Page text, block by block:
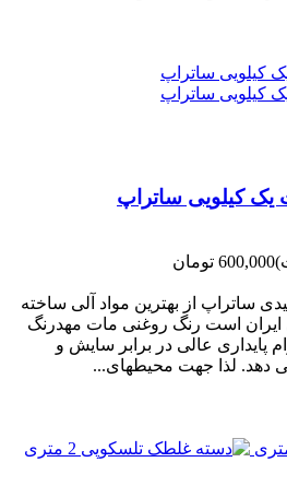
کیلویی ساتراپ
600,000 تومان
ساتراپ از بهترین مواد آلی ساخته
است رنگ روغنی مات مهدرنگ
عالی در ﺑﺮاﺑﺮ ﺳﺎﯾﺶ و
دﻫﺪ. ﻟﺬا ﺟﻬﺖ ﻣﺤﯿﻄ‌‌ﻬﺎی...